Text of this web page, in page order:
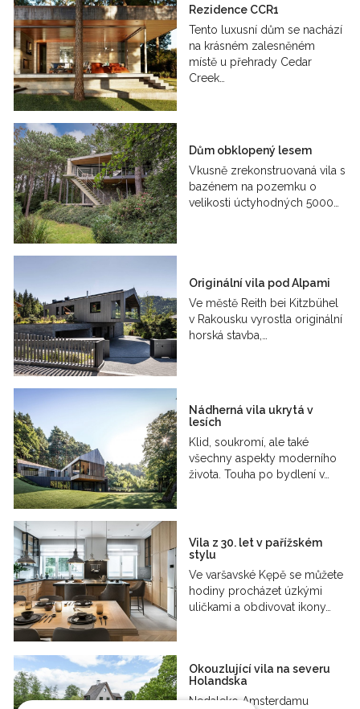
Rezidence CCR1
Tento luxusní dům se nachází
na krásném zalesněném
místě u přehrady Cedar
Creek…
Dům obklopený lesem
Vkusně zrekonstruovaná vila s
bazénem na pozemku o
velikosti úctyhodných 5000…
Originální vila pod Alpami
Ve městě Reith bei Kitzbühel
v Rakousku vyrostla originální
horská stavba,…
Nádherná vila ukrytá v
lesích
Klid, soukromí, ale také
všechny aspekty moderního
života. Touha po bydlení v…
Vila z 30. let v pařížském
stylu
Ve varšavské Kępě se můžete
hodiny procházet úzkými
uličkami a obdivovat ikony…
Okouzlující vila na severu
Holandska
Nedaleko Amsterdamu